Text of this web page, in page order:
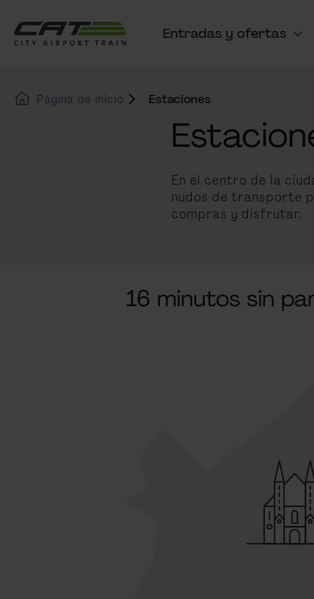
Navegación principal
Entradas y ofertas
Página de inicio Estaciones
En el centro de la
nudos de transporte
compras y disfrutar.
16 minutos sin